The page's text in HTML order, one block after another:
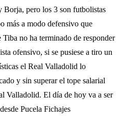
Borja, pero los 3 son futbolistas
más a modo defensivo que
no ha terminado de responder
ofensivo, si se pusiese a tiro un
el Real Valladolid lo
y sin superar el tope salarial
Valladolid. El día de hoy va a ser
Pucela Fichajes